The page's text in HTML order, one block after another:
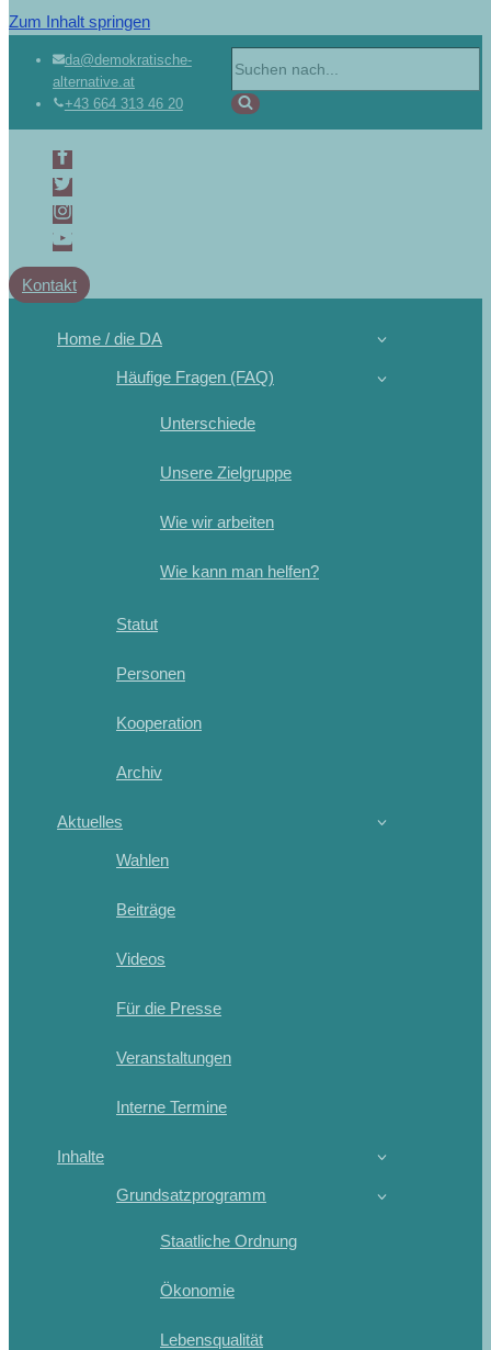
Zum Inhalt springen
da@demokratische-
alternative.at
+43 664 313 46 20
Kontakt
Home / die DA
Häufige Fragen (FAQ)
Unterschiede
Unsere Zielgruppe
Wie wir arbeiten
Wie kann man helfen?
Statut
Personen
Kooperation
Archiv
Aktuelles
Wahlen
Beiträge
Videos
Für die Presse
Veranstaltungen
Interne Termine
Inhalte
Grundsatzprogramm
Staatliche Ordnung
Ökonomie
Lebensqualität